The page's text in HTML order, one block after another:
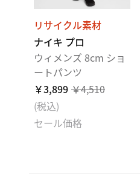
リサイクル素材
ナイキ プロ
ウィメンズ 8cm ショ
ートパンツ
￥3,899 ￥4,510
(税込)
セール価格